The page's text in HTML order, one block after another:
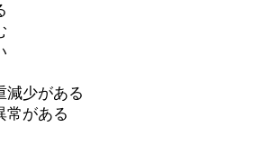
減少がある
常がある